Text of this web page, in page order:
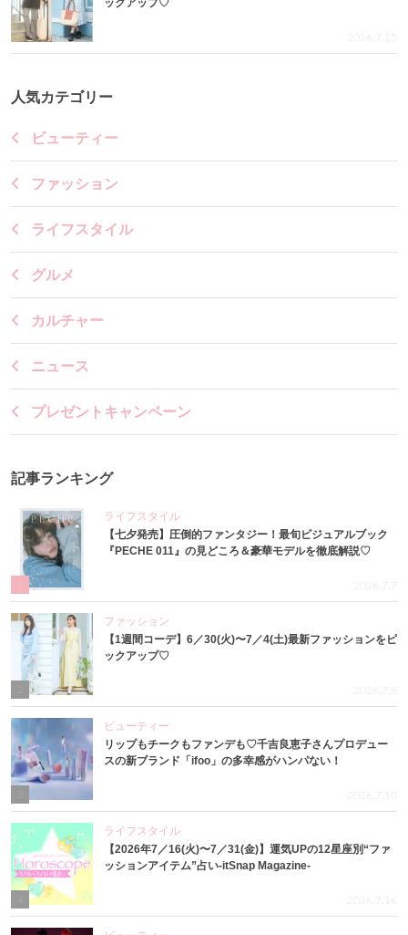
ックアップ♡
2026.7.15
人気カテゴリー
ビューティー
ファッション
ライフスタイル
グルメ
カルチャー
ニュース
プレゼントキャンペーン
記事ランキング
ライフスタイル
【七夕発売】圧倒的ファンタジー！最旬ビジュアルブック
『PECHE 011』の見どころ＆豪華モデルを徹底解説♡
2026.7.7
ファッション
【1週間コーデ】6／30(火)〜7／4(土)最新ファッションをピ
ックアップ♡
2026.7.8
3
ビューティー
リップもチークもファンデも♡千吉良恵子さんプロデュー
スの新ブランド「ifoo」の多幸感がハンパない！
2026.7.10
4
ライフスタイル
【2026年7／16(火)〜7／31(金)】運気UPの12星座別“ファ
ッションアイテム”占い-itSnap Magazine-
2026.7.16